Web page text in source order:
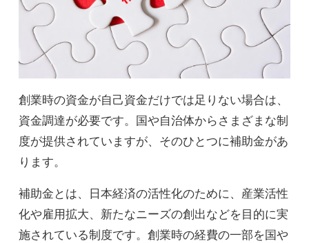
創業時の資金が自己資金だけでは足りない場合は、
資金調達が必要です。国や自治体からさまざまな制
度が提供されていますが、そのひとつに補助金があ
ります。
補助金とは、日本経済の活性化のために、産業活性
化や雇用拡大、新たなニーズの創出などを目的に実
施されている制度です。創業時の経費の一部を国や